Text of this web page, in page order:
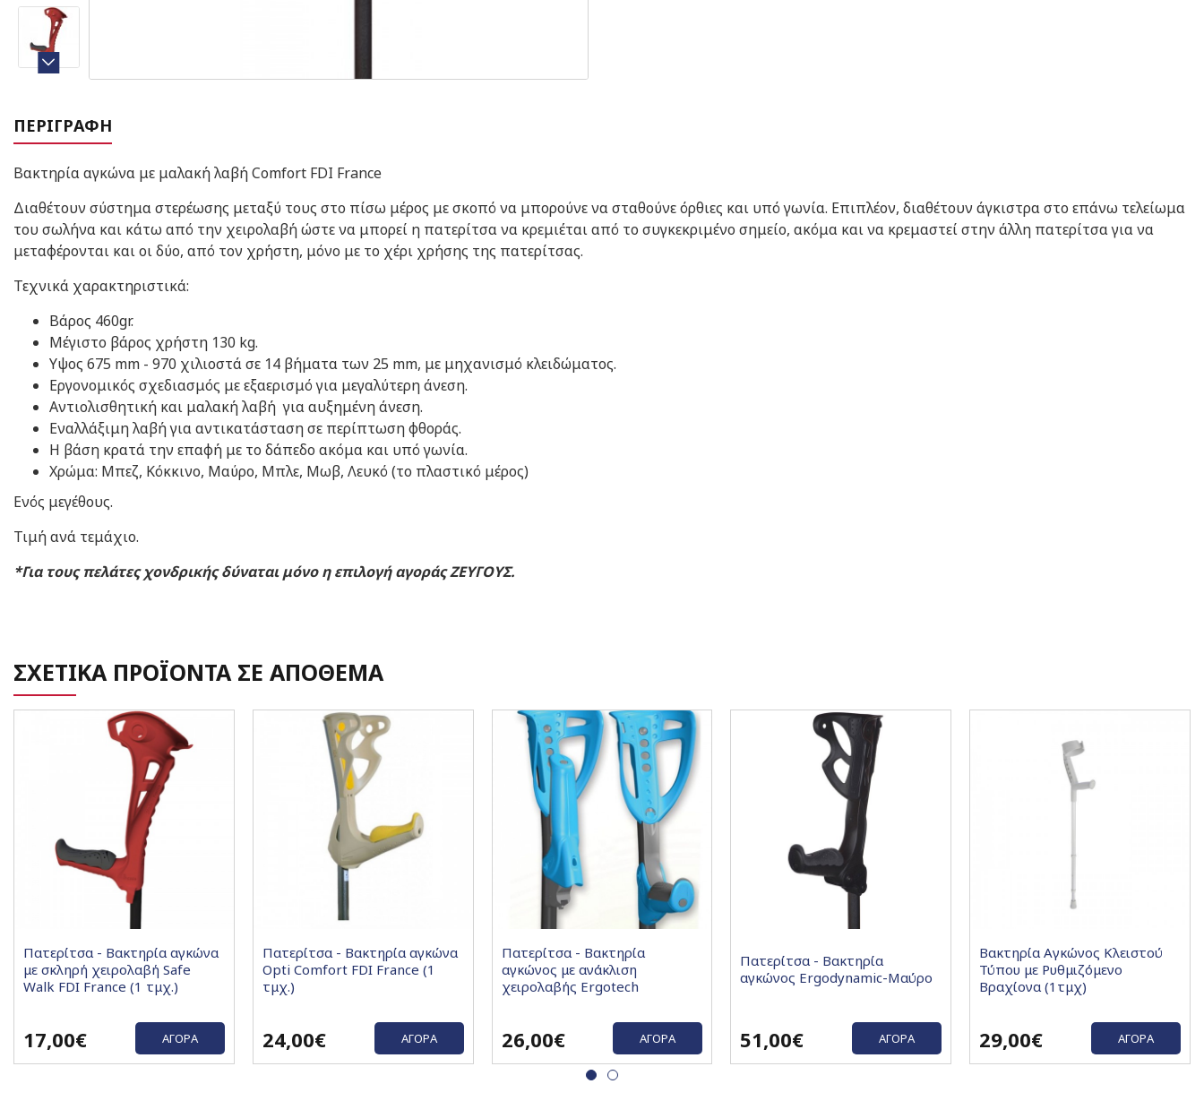
ΠΕΡΙΓΡΑΦΉ
Βακτηρία αγκώνα με μαλακή λαβή Comfort FDI France
Διαθέτουν σύστημα στερέωσης μεταξύ τους στο πίσω μέρος με σκοπό να μπορούνε να σταθούνε όρθιες και υπό γωνία. Επιπλέον, διαθέτουν άγκιστρα στο επάνω τελείωμα
του σωλήνα και κάτω από την χειρολαβή ώστε να μπορεί η πατερίτσα να κρεμιέται από το συγκεκριμένο σημείο, ακόμα και να κρεμαστεί στην άλλη πατερίτσα για να
μεταφέρονται και οι δύο, από τον χρήστη, μόνο με το χέρι χρήσης της πατερίτσας.
Τεχνικά χαρακτηριστικά:
Βάρος 460gr.
Μέγιστο βάρος χρήστη 130 kg.
Υψος 675 mm - 970 χιλιοστά σε 14 βήματα των 25 mm, με μηχανισμό κλειδώματος.
Εργονομικός σχεδιασμός με εξαερισμό για μεγαλύτερη άνεση.
Αντιολισθητική και μαλακή λαβή για αυξημένη άνεση.
Εναλλάξιμη λαβή για αντικατάσταση σε περίπτωση φθοράς.
Η βάση κρατά την επαφή με το δάπεδο ακόμα και υπό γωνία.
Χρώμα: Μπεζ, Κόκκινο, Μαύρο, Μπλε, Μωβ, Λευκό (το πλαστικό μέρος)
Ενός μεγέθους.
Τιμή ανά τεμάχιο.
*Για τους πελάτες χονδρικής δύναται μόνο η επιλογή αγοράς ΖΕΥΓΟΥΣ.
ΣΧΕΤΙΚΑ ΠΡΟΪΟΝΤΑ ΣΕ ΑΠΟΘΕΜΑ
Πατερίτσα - Βακτηρία αγκώνα
με σκληρή χειρολαβή Safe
Walk FDI France (1 τμχ.)
17,00€ ΑΓΟΡΆ
Πατερίτσα - Βακτηρία αγκώνα
Opti Comfort FDI France (1
τμχ.)
24,00€ ΑΓΟΡΆ
Πατερίτσα - Βακτηρία
αγκώνος με ανάκλιση
χειρολαβής Ergotech
26,00€ ΑΓΟΡΆ
Πατερίτσα - Βακτηρία
αγκώνος Ergodynamic-Μαύρο
51,00€ ΑΓΟΡΆ
Βακτηρία Αγκώνος Κλειστού
Τύπου με Ρυθμιζόμενο
Βραχίονα (1τμχ)
29,00€ ΑΓΟΡΆ